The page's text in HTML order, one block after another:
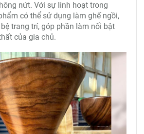
nứt. Với sự linh hoạt trong
có thể sử dụng làm ghế ngồi,
trang trí, góp phần làm nổi bật
của gia chủ.